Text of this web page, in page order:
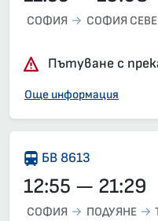
СОФИЯ СОФИЯ
Пътуване с
Още информация
БВ 8613
12:55 — 21:29
СОФИЯ ПОДУЯНЕ